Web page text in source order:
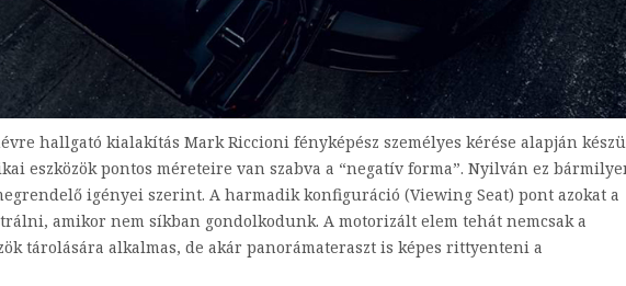
hallgató kialakítás Mark Riccioni fényképész személyes kérése alapján
eszközök pontos méreteire van szabva a “negatív forma”. Nyilván ez
igényei szerint. A harmadik konfiguráció (Viewing Seat) pont azokat a
amikor nem síkban gondolkodunk. A motorizált elem tehát nemcsak a
tárolására alkalmas, de akár panorámateraszt is képes rittyenteni a